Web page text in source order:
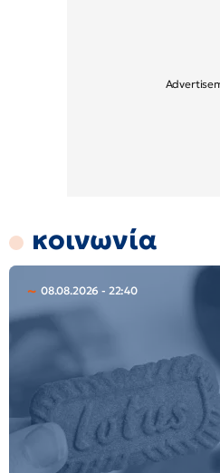
κοινωνία
08.08.2026 - 22:40